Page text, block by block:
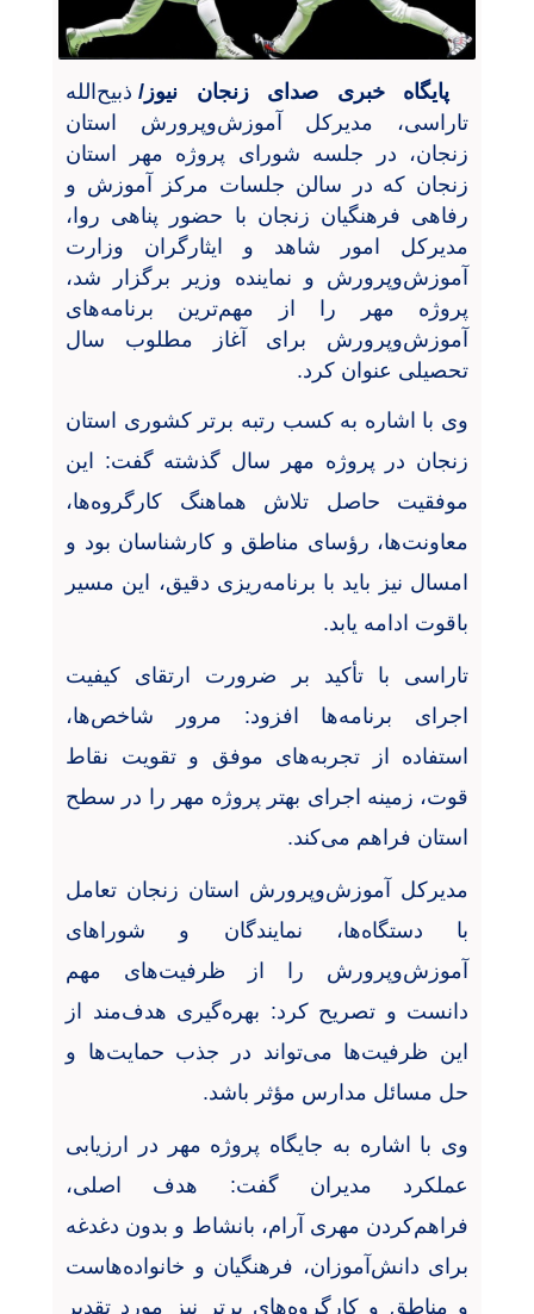
پایگاه خبری صدای زنجان نیوز/ ذبیح‌الله
تاراسی، مدیرکل آموزش‌وپرورش استان
زنجان، در جلسه شورای پروژه مهر استان
زنجان که در سالن جلسات مرکز آموزش و
رفاهی فرهنگیان زنجان با حضور پناهی روا،
مدیرکل امور شاهد و ایثارگران وزارت
آموزش‌وپرورش و نماینده وزیر برگزار شد،
پروژه مهر را از مهم‌ترین برنامه‌های
آموزش‌وپرورش برای آغاز مطلوب سال
تحصیلی عنوان کرد.
وی با اشاره به کسب رتبه برتر کشوری استان
زنجان در پروژه مهر سال گذشته گفت: این
موفقیت حاصل تلاش هماهنگ کارگروه‌ها،
معاونت‌ها، رؤسای مناطق و کارشناسان بود و
امسال نیز باید با برنامه‌ریزی دقیق، این مسیر
باقوت ادامه یابد.
تاراسی با تأکید بر ضرورت ارتقای کیفیت
اجرای برنامه‌ها افزود: مرور شاخص‌ها،
استفاده از تجربه‌های موفق و تقویت نقاط
قوت، زمینه اجرای بهتر پروژه مهر را در سطح
استان فراهم می‌کند.
مدیرکل آموزش‌وپرورش استان زنجان تعامل
با دستگاه‌ها، نمایندگان و شوراهای
آموزش‌وپرورش را از ظرفیت‌های مهم
دانست و تصریح کرد: بهره‌گیری هدف‌مند از
این ظرفیت‌ها می‌تواند در جذب حمایت‌ها و
حل مسائل مدارس مؤثر باشد.
وی با اشاره به جایگاه پروژه مهر در ارزیابی
عملکرد مدیران گفت: هدف اصلی،
فراهم‌کردن مهری آرام، بانشاط و بدون دغدغه
برای دانش‌آموزان، فرهنگیان و خانواده‌هاست
و مناطق و کارگروه‌های برتر نیز مورد تقدیر